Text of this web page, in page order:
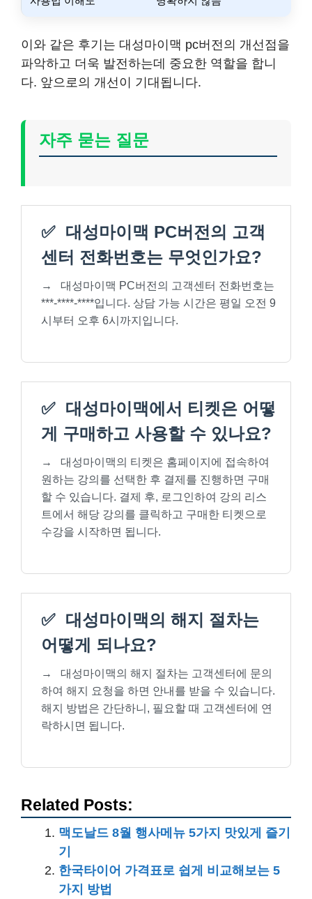
이와 같은 후기는 대성마이맥 pc버전의 개선점을
파악하고 더욱 발전하는데 중요한 역할을 합니
다. 앞으로의 개선이 기대됩니다.
자주 묻는 질문
✅ 대성마이맥 PC버전의 고객
센터 전화번호는 무엇인가요?
→
대성마이맥 PC버전의 고객센터 전화번호는
***-****-****입니다. 상담 가능 시간은 평일 오전 9
시부터 오후 6시까지입니다.
✅ 대성마이맥에서 티켓은 어떻
게 구매하고 사용할 수 있나요?
→
대성마이맥의 티켓은 홈페이지에 접속하여
원하는 강의를 선택한 후 결제를 진행하면 구매
할 수 있습니다. 결제 후, 로그인하여 강의 리스
트에서 해당 강의를 클릭하고 구매한 티켓으로
수강을 시작하면 됩니다.
✅ 대성마이맥의 해지 절차는
어떻게 되나요?
→
대성마이맥의 해지 절차는 고객센터에 문의
하여 해지 요청을 하면 안내를 받을 수 있습니다.
해지 방법은 간단하니, 필요할 때 고객센터에 연
락하시면 됩니다.
Related Posts:
맥도날드 8월 행사메뉴 5가지 맛있게 즐기
기
한국타이어 가격표로 쉽게 비교해보는 5
가지 방법